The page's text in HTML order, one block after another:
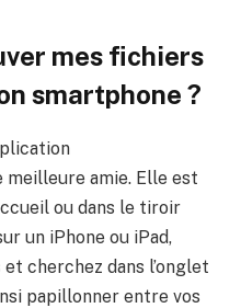
mes fichiers
smartphone ?
meilleure amie. Elle est
ou dans le tiroir
un iPhone ou iPad,
et cherchez dans l’onglet
papillonner entre vos